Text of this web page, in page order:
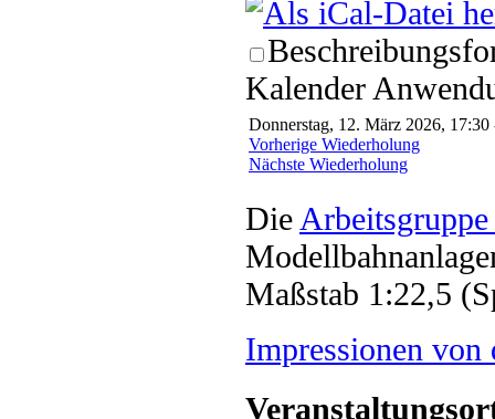
Kalender
Donnerstag, 12. März 2026, 17:30
Vorherige Wiederholung
Nächste Wiederholung
Die
Maßstab 1:22,5
Impressionen von